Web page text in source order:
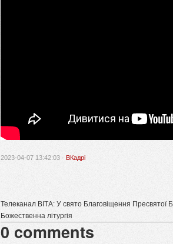
2023-04-07 13:42:03 · ВКадрі
Телеканал ВІТА: У свято Благовіщення Пресвятої
Божественна літургія
0 comments